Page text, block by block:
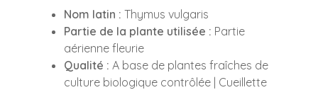
Nom latin : Thymus vulgaris
Partie de la plante utilisée : Partie
aérienne fleurie
Qualité : A base de plantes fraîches de
culture biologique contrôlée | Cueillette